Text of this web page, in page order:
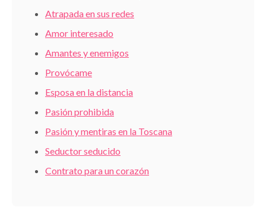
Atrapada en sus redes
Amor interesado
Amantes y enemigos
Provócame
Esposa en la distancia
Pasión prohibida
Pasión y mentiras en la Toscana
Seductor seducido
Contrato para un corazón